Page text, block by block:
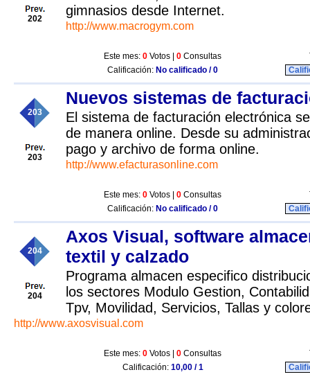
202
gimnasios desde Internet.
http://www.macrogym.com
Este mes: 0 Votos | 0 Consultas
Calificación: No calificado / 0
203
203
Nuevos sistemas de
El sistema de facturación electrónica
de manera online. Desde su
pago y archivo de forma online.
http://www.efacturasonline.com
Este mes: 0 Votos | 0 Consultas
Calificación: No calificado / 0
204
204
Axos Visual, software
textil y calzado
Programa almacen especifico
los sectores Modulo Gestion,
Tpv, Movilidad, Servicios, Tallas y
http://www.axosvisual.com
Este mes: 0 Votos | 0 Consultas
Calificación: 10,00 / 1